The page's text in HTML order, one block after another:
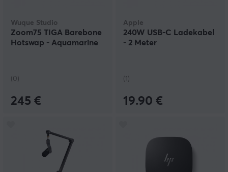
Wuque Studio
Zoom75 TIGA Barebone
Hotswap - Aquamarine
(0)
245 €
Apple
240W USB-C Ladekabel
- 2 Meter
(1)
19.90 €